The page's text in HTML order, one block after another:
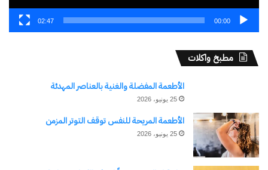
كتابة بريدك الإلكتروني...
اشتراك 00:00
02:47
مطبخ واكلات
الأطعمة المفضلة والغنية بالعناصر المهدئة
25 يونيو، 2026
الأطعمة المريحة للنفس توقف التوتر المزمن
25 يونيو، 2026